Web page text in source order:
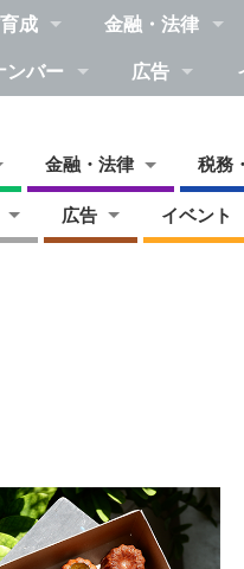
成 金融・法律
ンバー 広告
金融・法律 税務
広告 イベント